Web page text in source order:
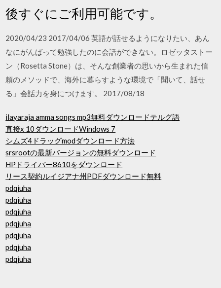
後すぐにご利用可能です。
2020/04/23 2017/04/06 英語が話せるようになりたい、あん
なにがんばって勉強したのに会話ができない。ロゼッタストー
ン（Rosetta Stone）は、そんな創業者の思いから生まれた信
頼のメソッドで、海外に暮らすような環境で「聞いて、話せ
る」会話力を身につけます。 2017/08/18
ilayaraja amma songs mp3無料ダウンロードテルグ語
直接x 10ダウンロードWindows 7
シムズ4ドラッグmodダウンロード方法
srsrootの最新バージョンの無料ダウンロード
HPドライバー8610をダウンロード
リース契約ルイジアナ州PDFダウンロード無料
pdqjuha
pdqjuha
pdqjuha
pdqjuha
pdqjuha
pdqjuha
pdqjuha